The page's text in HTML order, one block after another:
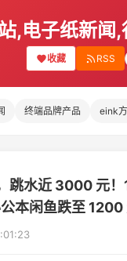
,电子纸新闻,
收藏 RSS
终端品牌产品 eink
跳水近 3000 元！
本闲鱼跌至 1200